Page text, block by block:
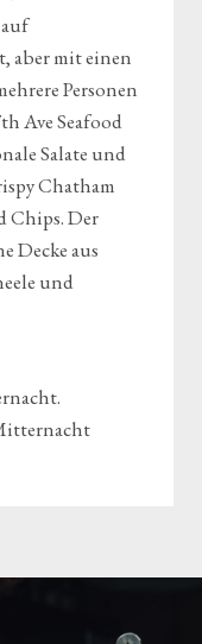
aber mit einen
Personen
Ave Seafood
Salate und
Chatham
Chips. Der
Decke aus
und